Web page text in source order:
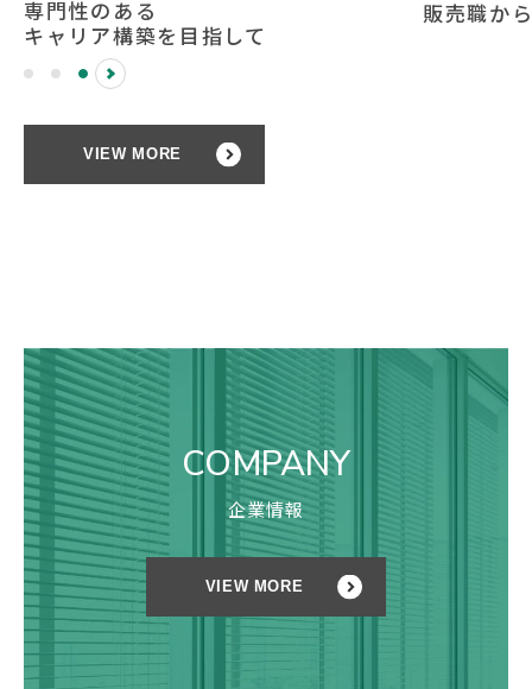
専門性のある
キャリア構築を目指して
販売職か
VIEW MORE
COMPANY
企業情報
VIEW MORE